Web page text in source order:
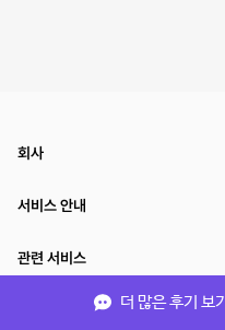
더 많은 후기 보기
회사
서비스 안내
관련 서비스